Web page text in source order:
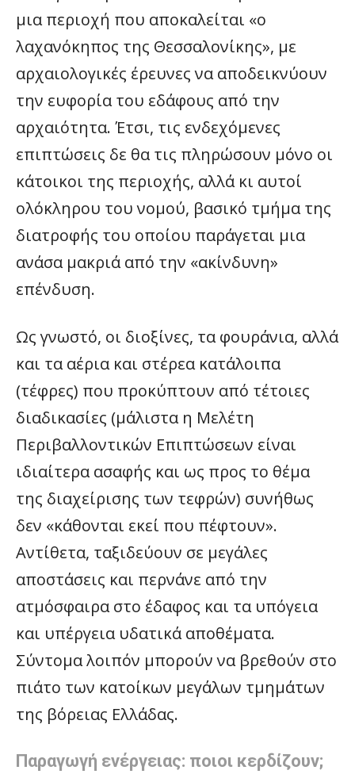
μια περιοχή που αποκαλείται «ο
λαχανόκηπος της Θεσσαλονίκης», με
αρχαιολογικές έρευνες να αποδεικνύουν
την ευφορία του εδάφους από την
αρχαιότητα. Έτσι, τις ενδεχόμενες
επιπτώσεις δε θα τις πληρώσουν μόνο οι
κάτοικοι της περιοχής, αλλά κι αυτοί
ολόκληρου του νομού, βασικό τμήμα της
διατροφής του οποίου παράγεται μια
ανάσα μακριά από την «ακίνδυνη»
επένδυση.
Ως γνωστό, οι διοξίνες, τα φουράνια, αλλά
και τα αέρια και στέρεα κατάλοιπα
(τέφρες) που προκύπτουν από τέτοιες
διαδικασίες (μάλιστα η Μελέτη
Περιβαλλοντικών Επιπτώσεων είναι
ιδιαίτερα ασαφής και ως προς το θέμα
της διαχείρισης των τεφρών) συνήθως
δεν «κάθονται εκεί που πέφτουν».
Αντίθετα, ταξιδεύουν σε μεγάλες
αποστάσεις και περνάνε από την
ατμόσφαιρα στο έδαφος και τα υπόγεια
και υπέργεια υδατικά αποθέματα.
Σύντομα λοιπόν μπορούν να βρεθούν στο
πιάτο των κατοίκων μεγάλων τμημάτων
της βόρειας Ελλάδας.
Παραγωγή ενέργειας: ποιοι κερδίζουν;